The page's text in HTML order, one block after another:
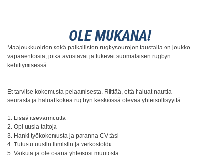
OLE MUKANA!
Maajoukkueiden sekä paikallisten rugbyseurojen taustalla on joukko
vapaaehtoisia, jotka avustavat ja tukevat suomalaisen rugbyn
kehittymisessä.
Et tarvitse kokemusta pelaamisesta. Riittää, että haluat nauttia
seurasta ja haluat kokea rugbyn keskiössä olevaa yhteisöllisyyttä.
1. Lisää itsevarmuutta
2. Opi uusia taitoja
3. Hanki työkokemusta ja paranna CV:täsi
4. Tutustu uusiin ihmisiin ja verkostoidu
5. Vaikuta ja ole osana yhteisösi muutosta